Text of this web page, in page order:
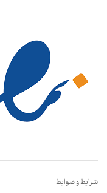
شرایط و ضوابط